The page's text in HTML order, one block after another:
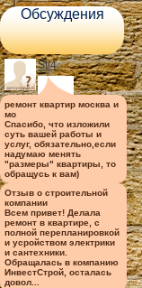
Обсуждения
Sti4
ремонт квартир москва и
мо
Спасибо, что изложили
суть вашей работы и
услуг, обязательно,если
надумаю менять
"размеры" квартиры, то
обращусь к вам)
Отзыв о строительной
компании
Всем привет! Делала
ремонт в квартире, с
полной перепланировкой
и усройством электрики
и сантехники.
Обращалась в компанию
ИнвестСтрой, осталась
довол...